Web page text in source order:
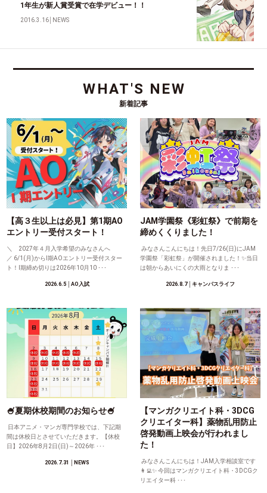
1年生が新人賞受賞で在学デビュー！！
2016.3.16 NEWS
WHAT'S NEW
新着記事
【高３生以上は必見】第1期AO
エントリー受付スタート！
＼ 2027年４月入学希望のみなさんへ
／ 6/1(月)からⅠ期AOエントリー受付スター
ト！Ⅰ期締め切りは2026年10月10 ･･･
2026.6.5│AO入試
JAM学園祭《彩虹祭》で前期を
締めくくりました！
みなさんこんにちは！先日7/26(日)にJAM
学園祭「彩虹祭」が開催されました！✨当日
は朝からあいにくの大雨となりま ･･･
2026.8.7│キャンパスライフ
🍧夏期休校期間のお知らせ🍧
日本アニメ・マンガ専門学校では、下記期
間は休校日とさせていただきます。【休校
日】2026年8月2日(日)～2026年 ･･･
2026.7.31 │NEWS
【マンガクリエイト科・3DCG
クリエイター科】薬物乱用防止
啓発動画上映会が行われまし
た！
みなさんこんにちは！JAM入学相談室です
👩‍💻✨ 今回はマンガクリエイト科・3DCGク
リエイター科 ･･･